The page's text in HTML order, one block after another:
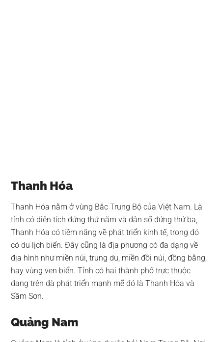
Thanh Hóa
Thanh Hóa nằm ở vùng Bắc Trung Bộ của Việt Nam. Là
tỉnh có diện tích đứng thứ năm và dân số đứng thứ ba,
Thanh Hóa có tiềm năng về phát triển kinh tế, trong đó
có du lịch biển. Đây cũng là địa phương có đa dạng về
địa hình như miền núi, trung du, miền đồi núi, đồng bằng,
hay vùng ven biển. Tỉnh có hai thành phố trực thuộc
đang trên đà phát triển mạnh mẽ đó là Thanh Hóa và
Sầm Sơn.
Quảng Nam